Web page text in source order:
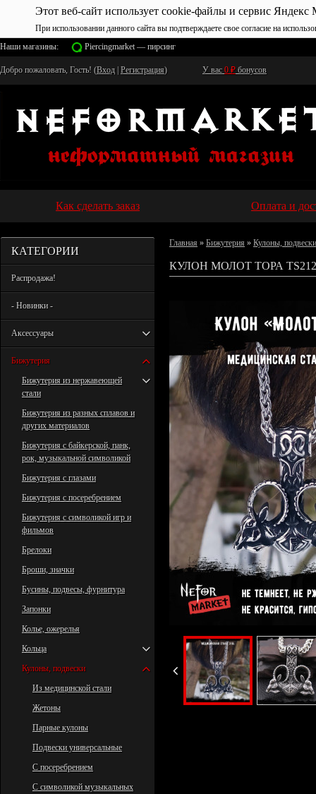
Этот веб-сайт использует cookie-файлы и сервис Яндекс
При использовании данного сайта вы подтверждаете свое согласие на
Наши магазины:
Piercingmarket — пирсинг
Добро пожаловать, Гость! (Вход Регистрация) У вас 0 ₽ бонусов
Как сделать заказ Оплата и
КАТЕГОРИИ
Распродажа!
- Новинки -
Аксессуары
Бижутерия
Бижутерия из нержавеющей
стали
Бижутерия из разных сплавов и
других материалов
Бижутерия с байкерской, панк,
рок, музыкальной символикой
Бижутерия с глазами
Бижутерия с посеребрением
Бижутерия с символикой игр и
фильмов
Брелоки
Броши, значки
Бусины, подвесы, фурнитура
Запонки
Колье, ожерелья
Кольца
Кулоны, подвески
Из медицинской стали
Жетоны
Парные кулоны
Подвески универсальные
С посеребрением
С символикой музыкальных
Главная » Бижутерия » Кулоны, подвески
КУЛОН МОЛОТ ТОРА TS212